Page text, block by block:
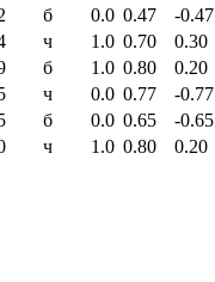
б 0.0 0.47 -0.47
ч 1.0 0.70 0.30
б 1.0 0.80 0.20
ч 0.0 0.77 -0.77
б 0.0 0.65 -0.65
ч 1.0 0.80 0.20